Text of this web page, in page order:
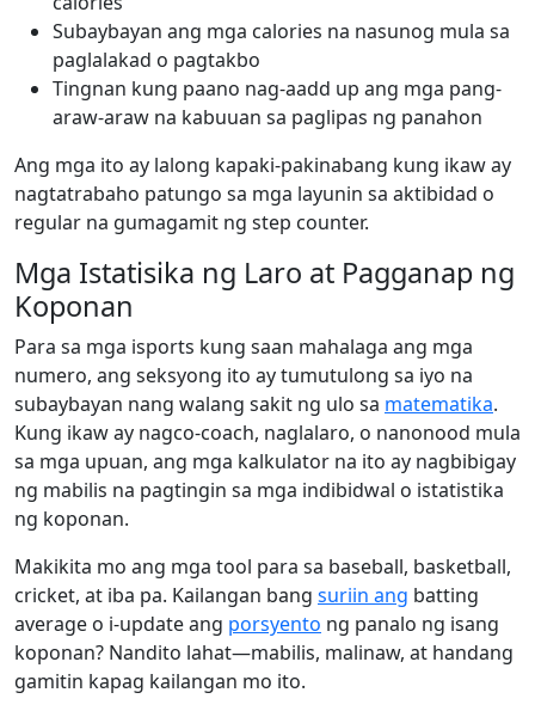
Subaybayan ang mga calories na nasunog mula sa
paglalakad o pagtakbo
Tingnan kung paano nag-aadd up ang mga pang-
araw-araw na kabuuan sa paglipas ng panahon
Ang mga ito ay lalong kapaki-pakinabang kung ikaw ay
nagtatrabaho patungo sa mga layunin sa aktibidad o
regular na gumagamit ng step counter.
Mga Istatisika ng Laro at Pagganap ng
Koponan
Para sa mga isports kung saan mahalaga ang mga
numero, ang seksyong ito ay tumutulong sa iyo na
subaybayan nang walang sakit ng ulo sa matematika.
Kung ikaw ay nagco-coach, naglalaro, o nanonood mula
sa mga upuan, ang mga kalkulator na ito ay nagbibigay
ng mabilis na pagtingin sa mga indibidwal o istatistika
ng koponan.
Makikita mo ang mga tool para sa baseball, basketball,
cricket, at iba pa. Kailangan bang suriin ang batting
average o i-update ang porsyento ng panalo ng isang
koponan? Nandito lahat—mabilis, malinaw, at handang
gamitin kapag kailangan mo ito.